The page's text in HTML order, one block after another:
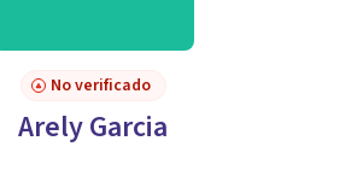
No verificado
Arely Garcia